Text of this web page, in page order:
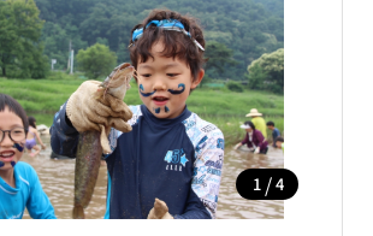
1 / 4